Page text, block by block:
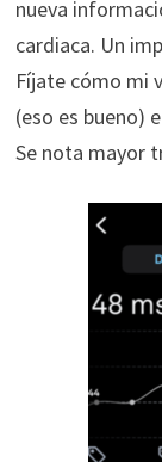
nueva
cardiaca. Un
Fíjate cómo mi
(eso es bueno)
Se nota mayor